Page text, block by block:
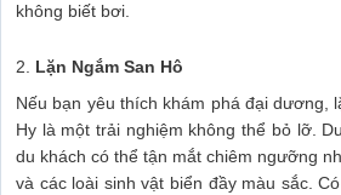
không biết bơi.
2. Lặn Ngắm San Hô
Nếu bạn yêu thích khám phá đại dương,
Hy là một trải nghiệm không thể bỏ lỡ.
du khách có thể tận mắt chiêm ngưỡng
và các loài sinh vật biển đầy màu sắc.